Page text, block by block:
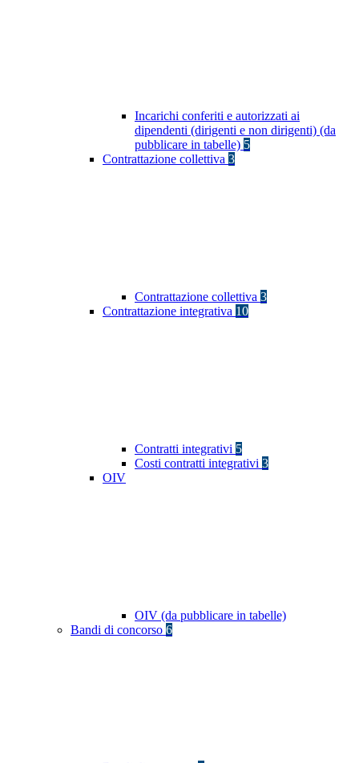
Incarichi conferiti e autorizzati ai
dipendenti (dirigenti e non dirigenti) (da
pubblicare in tabelle) 5
Contrattazione collettiva 3
Contrattazione collettiva 3
Contrattazione integrativa 10
Contratti integrativi 5
Costi contratti integrativi 3
OIV
OIV (da pubblicare in tabelle)
Bandi di concorso 6